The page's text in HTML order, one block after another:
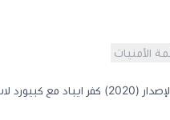
الأمنيات
كفر ايباد اير مقاس 10.9 مناسب لإصدار